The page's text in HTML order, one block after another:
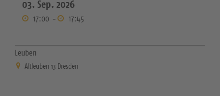
03. Sep. 2026
17:00 - 17:45
Leuben
Altleuben 13 Dresden